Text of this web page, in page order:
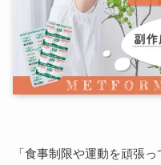
「食事制限や運動を頑張